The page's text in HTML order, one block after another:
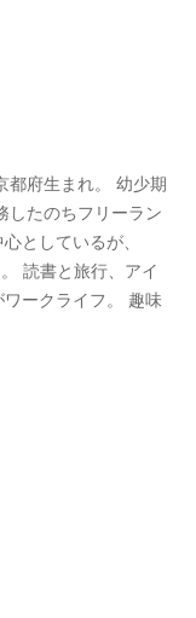
都府生まれ。 幼少期
したのちフリーラン
としているが、
読書と旅行、アイ
ワークライフ。 趣味